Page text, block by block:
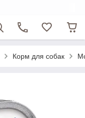
Корм для собак